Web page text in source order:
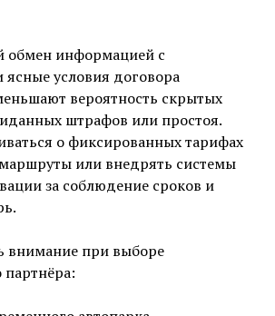
обмен информацией с
ясные условия договора
вероятность скрытых
штрафов или простоя.
о фиксированных тарифах
или внедрять системы
за соблюдение сроков и
внимание при выборе
партнёра: